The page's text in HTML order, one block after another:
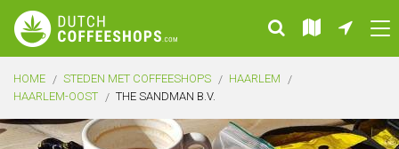
HOME STEDEN MET COFFEESHOPS
HAARLEM
HAARLEM-OOST
THE SANDMAN B.V.